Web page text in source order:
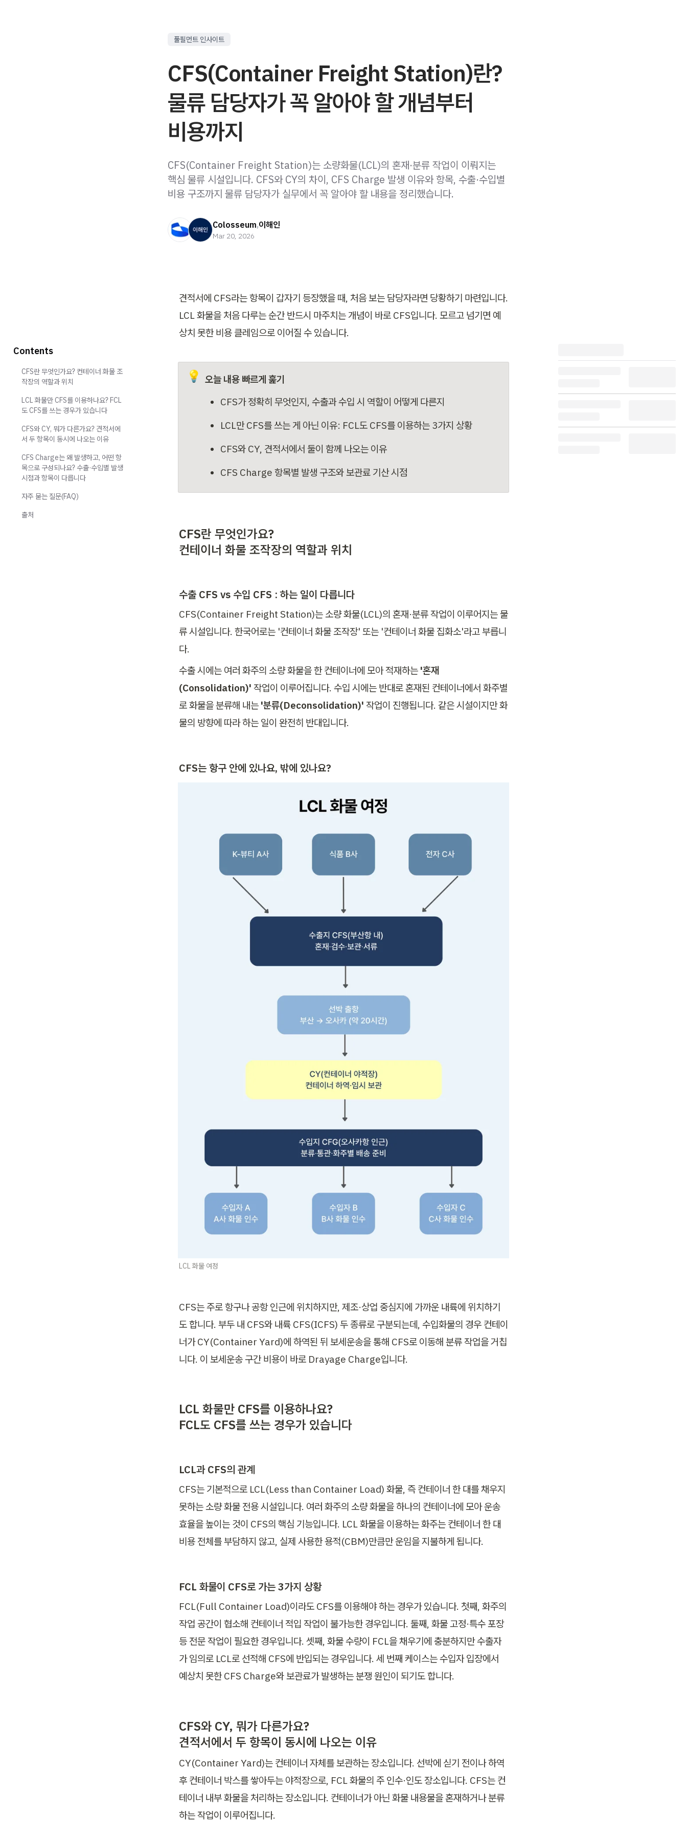
풀필먼트 인사이트
CFS(Container Freight Station)란?
물류 담당자가 꼭 알아야 할 개념부터
비용까지
CFS(Container Freight Station)는 소량화물(LCL)의 혼재·분류 작업이 이뤄지는
핵심 물류 시설입니다. CFS와 CY의 차이, CFS Charge 발생 이유와 항목, 수출·수입별
비용 구조까지 물류 담당자가 실무에서 꼭 알아야 할 내용을 정리했습니다.
Colosseum,이해인
Mar 20, 2026
견적서에 CFS라는 항목이 갑자기 등장했을 때, 처음 보는 담당자라면 당황하기 마련입니다.
LCL 화물을 처음 다루는 순간 반드시 마주치는 개념이 바로 CFS입니다. 모르고 넘기면 예
상치 못한 비용 클레임으로 이어질 수 있습니다.
💡 오늘 내용 빠르게 훑기
CFS가 정확히 무엇인지, 수출과 수입 시 역할이 어떻게 다른지
LCL만 CFS를 쓰는 게 아닌 이유: FCL도 CFS를 이용하는 3가지 상황
CFS와 CY, 견적서에서 둘이 함께 나오는 이유
CFS Charge 항목별 발생 구조와 보관료 기산 시점
CFS란 무엇인가요?
컨테이너 화물 조작장의 역할과 위치
수출 CFS vs 수입 CFS : 하는 일이 다릅니다
CFS(Container Freight Station)는 소량 화물(LCL)의 혼재·분류 작업이 이루어지는 물
류 시설입니다. 한국어로는 '컨테이너 화물 조작장' 또는 '컨테이너 화물 집화소'라고 부릅니
다.
수출 시에는 여러 화주의 소량 화물을 한 컨테이너에 모아 적재하는 '혼재
(Consolidation)' 작업이 이루어집니다. 수입 시에는 반대로 혼재된 컨테이너에서 화주별
로 화물을 분류해 내는 '분류(Deconsolidation)' 작업이 진행됩니다. 같은 시설이지만 화
물의 방향에 따라 하는 일이 완전히 반대입니다.
CFS는 항구 안에 있나요, 밖에 있나요?
LCL 화물 여정
CFS는 주로 항구나 공항 인근에 위치하지만, 제조·상업 중심지에 가까운 내륙에 위치하기
도 합니다. 부두 내 CFS와 내륙 CFS(ICFS) 두 종류로 구분되는데, 수입화물의 경우 컨테이
너가 CY(Container Yard)에 하역된 뒤 보세운송을 통해 CFS로 이동해 분류 작업을 거칩
니다. 이 보세운송 구간 비용이 바로 Drayage Charge입니다.
LCL 화물만 CFS를 이용하나요?
FCL도 CFS를 쓰는 경우가 있습니다
LCL과 CFS의 관계
CFS는 기본적으로 LCL(Less than Container Load) 화물, 즉 컨테이너 한 대를 채우지
못하는 소량 화물 전용 시설입니다. 여러 화주의 소량 화물을 하나의 컨테이너에 모아 운송
효율을 높이는 것이 CFS의 핵심 기능입니다. LCL 화물을 이용하는 화주는 컨테이너 한 대
비용 전체를 부담하지 않고, 실제 사용한 용적(CBM)만큼만 운임을 지불하게 됩니다.
FCL 화물이 CFS로 가는 3가지 상황
FCL(Full Container Load)이라도 CFS를 이용해야 하는 경우가 있습니다. 첫째, 화주의
작업 공간이 협소해 컨테이너 적입 작업이 불가능한 경우입니다. 둘째, 화물 고정·특수 포장
등 전문 작업이 필요한 경우입니다. 셋째, 화물 수량이 FCL을 채우기에 충분하지만 수출자
가 임의로 LCL로 선적해 CFS에 반입되는 경우입니다. 세 번째 케이스는 수입자 입장에서
예상치 못한 CFS Charge와 보관료가 발생하는 분쟁 원인이 되기도 합니다.
CFS와 CY, 뭐가 다른가요?
견적서에서 두 항목이 동시에 나오는 이유
CY(Container Yard)는 컨테이너 자체를 보관하는 장소입니다. 선박에 싣기 전이나 하역
후 컨테이너 박스를 쌓아두는 야적장으로, FCL 화물의 주 인수·인도 장소입니다. CFS는 컨
테이너 내부 화물을 처리하는 장소입니다. 컨테이너가 아닌 화물 내용물을 혼재하거나 분류
하는 작업이 이루어집니다.
Contents
CFS란 무엇인가요? 컨테이너 화물 조
작장의 역할과 위치
LCL 화물만 CFS를 이용하나요? FCL
도 CFS를 쓰는 경우가 있습니다
CFS와 CY, 뭐가 다른가요? 견적서에
서 두 항목이 동시에 나오는 이유
CFS Charge는 왜 발생하고, 어떤 항
목으로 구성되나요? 수출·수입별 발생
시점과 항목이 다릅니다
자주 묻는 질문(FAQ)
출처